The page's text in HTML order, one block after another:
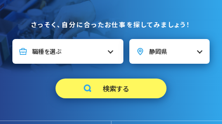
さっそく、自分に合ったお仕事を探してみましょう！